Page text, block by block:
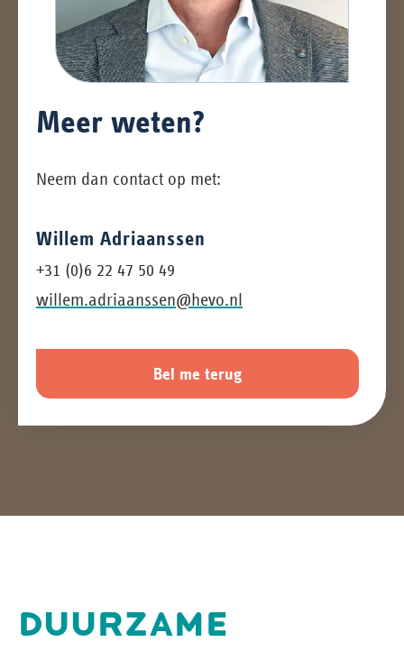
Meer weten?
Neem dan contact op met:
Willem Adriaanssen
+31 (0)6 22 47 50 49
willem.adriaanssen@hevo.nl
Bel me terug
DUURZAME